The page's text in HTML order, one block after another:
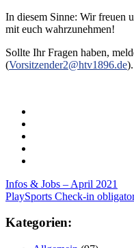
In diesem Sinne: Wir freuen
mit euch wahrzunehmen!
Sollte Ihr Fragen haben,
(Vorsitzender2@htv1896.de).
Post
navigation
Infos & Jobs – April 2021
PlaySports Check-in
Kategorien: